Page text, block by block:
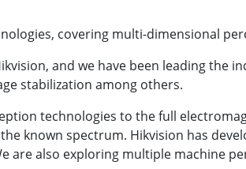
covering multi-dimensional
and we have been leading the
stabilization among others.
technologies to the full
known spectrum. Hikvision has
are also exploring multiple machine